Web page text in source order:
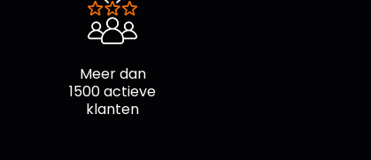
Meer dan
1500 actieve
klanten